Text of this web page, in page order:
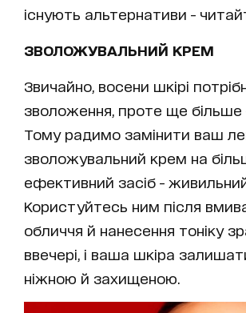
існують альтернативи -
ЗВОЛОЖУВАЛЬНИЙ КРЕМ
Звичайно, восени шкірі
зволоження, проте ще більше
Тому радимо замінити ваш
зволожувальний крем на
ефективний засіб -
Користуйтесь ним після
обличчя й нанесення тоніку
ввечері, і ваша шкіра
ніжною й захищеною.